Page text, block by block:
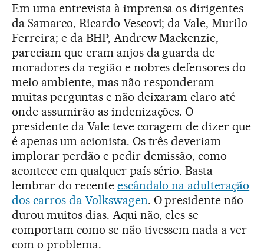
Em uma entrevista à imprensa os dirigentes
da Samarco, Ricardo Vescovi; da Vale, Murilo
Ferreira; e da BHP, Andrew Mackenzie,
pareciam que eram anjos da guarda de
moradores da região e nobres defensores do
meio ambiente, mas não responderam
muitas perguntas e não deixaram claro até
onde assumirão as indenizações. O
presidente da Vale teve coragem de dizer que
é apenas um acionista. Os três deveriam
implorar perdão e pedir demissão, como
acontece em qualquer país sério. Basta
lembrar do recente escândalo na adulteração
dos carros da Volkswagen. O presidente não
durou muitos dias. Aqui não, eles se
comportam como se não tivessem nada a ver
com o problema.